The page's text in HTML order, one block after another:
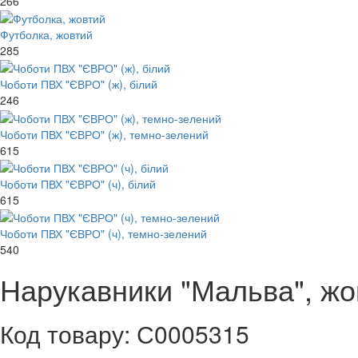
Футболка, жовтий
285
Чоботи ПВХ "ЄВРО" (ж), білий
246
Чоботи ПВХ "ЄВРО" (ж), темно-зелений
615
Чоботи ПВХ "ЄВРО" (ч), білий
615
Чоботи ПВХ "ЄВРО" (ч), темно-зелений
540
Нарукавники "Мальва",
Код товару: С0005315